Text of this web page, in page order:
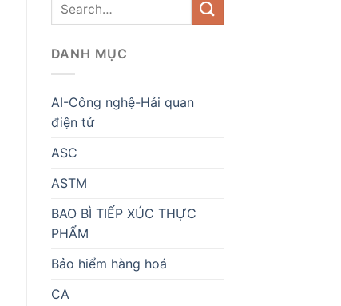
DANH MỤC
AI-Công nghệ-Hải quan
điện tử
ASC
ASTM
BAO BÌ TIẾP XÚC THỰC
PHẨM
Bảo hiểm hàng hoá
CA